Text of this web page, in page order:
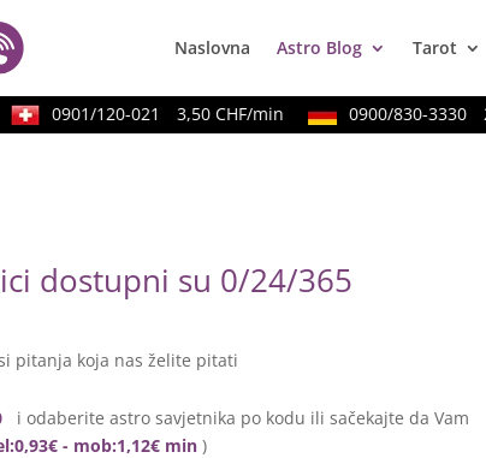
Naslovna Astro Blog Tarot
0901/120-021 3,50 CHF/min 0900/830-3330
dostupni su 0/24/365
pitanja koja nas želite pitati
i odaberite astro savjetnika po kodu ili sačekajte da Vam
- mob:1,12€ min)